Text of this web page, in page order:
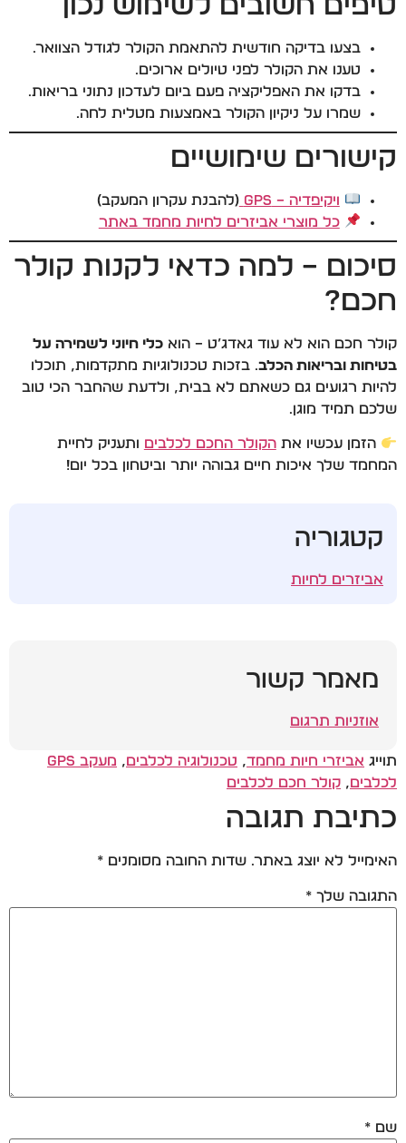
בצעו בדיקה חודשית להתאמת הקולר לגודל הצוואר.
טענו את הקולר לפני טיולים ארוכים.
בדקו את האפליקציה פעם ביום לעדכון נתוני בריאות.
שמרו על ניקיון הקולר באמצעות מטלית לחה.
קישורים שימושיים
ויקיפדיה – GPS
(להבנת עקרון המעקב)
כל מוצרי אביזרים לחיות מחמד באתר
סיכום – למה כדאי לקנות קולר
חכם?
קולר חכם הוא לא עוד גאדג’ט – הוא כלי חיוני לשמירה על
בטיחות ובריאות הכלב. בזכות טכנולוגיות מתקדמות, תוכלו
להיות רגועים גם כשאתם לא בבית, ולדעת שהחבר הכי טוב
שלכם תמיד מוגן.
הזמן עכשיו אתהקולר החכם לכלבים ותעניק לחיית
המחמד שלך איכות חיים גבוהה יותר וביטחון בכל יום!
קטגוריה
אביזרים לחיות
מאמר קשור
אוזניות תרגום
תוייג אביזרי חיות מחמד, טכנולוגיה לכלבים,
מעקב GPS
לכלבים, קולר חכם לכלבים
כתיבת תגובה
האימייל לא יוצג באתר. שדות החובה מסומנים *
התגובה שלך *
שם *